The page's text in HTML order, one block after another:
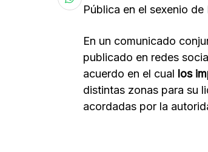
Pública en el sexenio de
En un comunicado
publicado en redes
acuerdo en el cual los
distintas zonas para su
acordadas por la